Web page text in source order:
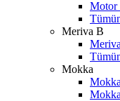
Motor
Meriva B
Mokka